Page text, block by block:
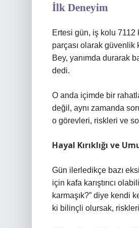
İlk Deneyim
Ertesi gün, iş kolu
parçası olarak güvenlik
Bey, yanımda durarak
dedi.
O anda içimde bir
değil, aynı zamanda
o görevleri, riskleri ve
Hayal Kırıklığı ve
Gün ilerledikçe bazı
için kafa karıştırıcı
karmaşık?” diye kendi
ki bilinçli olursak,